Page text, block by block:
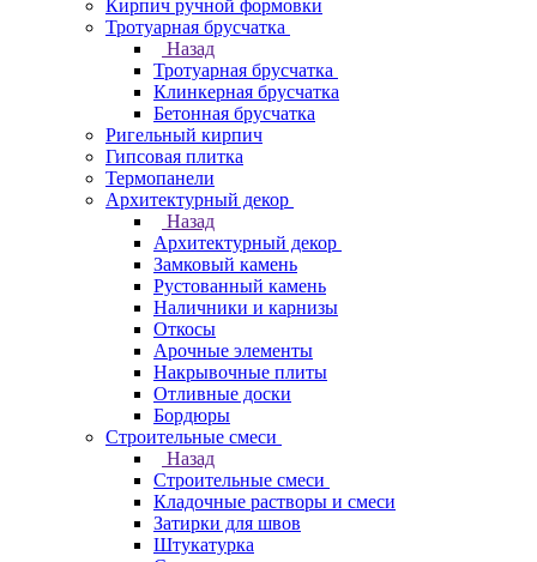
Кирпич ручной формовки
Тротуарная брусчатка
Назад
Тротуарная брусчатка
Клинкерная брусчатка
Бетонная брусчатка
Ригельный кирпич
Гипсовая плитка
Термопанели
Архитектурный декор
Назад
Архитектурный декор
Замковый камень
Рустованный камень
Наличники и карнизы
Откосы
Арочные элементы
Накрывочные плиты
Отливные доски
Бордюры
Строительные смеси
Назад
Строительные смеси
Кладочные растворы и смеси
Затирки для швов
Штукатурка